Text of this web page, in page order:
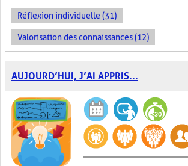
Réflexion individuelle (31)
Valorisation des connaissances (12)
AUJOURD’HUI, J’AI APPRIS...